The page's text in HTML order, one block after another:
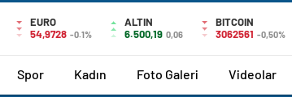
EURO
54,9728 -0.1%
ALTIN
6.500,19 0,06
BITCOIN
3062561 -0,50%
Spor Kadın Foto Galeri Videolar